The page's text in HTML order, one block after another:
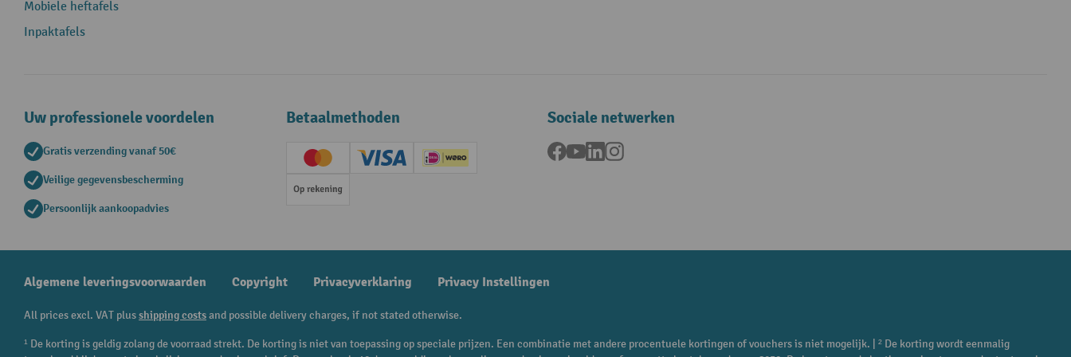
Mobiele heftafels
Inpaktafels
Uw professionele voordelen
Gratis verzending vanaf 50€
Veilige gegevensbescherming
Persoonlijk aankoopadvies
Betaalmethoden
Creditcard (Master)Creditcard (Visa)iDEAL | Wero
Op rekening
Sociale netwerken
Facebook
YouTubeLinkedInInstagram
Algemene leveringsvoorwaarden Copyright Privacyverklaring Privacy Instellingen
All prices excl. VAT plusshipping costsand possible delivery charges, if not stated otherwise.
¹ De korting is geldig zolang de voorraad strekt. De korting is niet van toepassing op speciale prijzen. Een combinatie met andere procentuele kortingen of vouchers is niet mogelijk. | ² De korting wordt eenmalig